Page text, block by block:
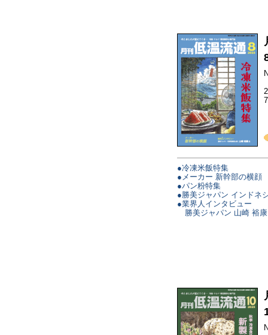
●冷凍米飯特集
●メーカー 新幹部の横顔
●パン粉特集
●勝美ジャパン インドネ
●業界人インタビュー
勝美ジャパン 山崎 裕